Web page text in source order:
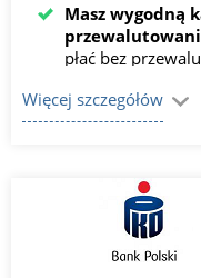
Masz wygodną
płać bez
Więcej szczegółów